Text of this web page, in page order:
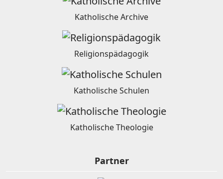
Katholische Archive
Religionspädagogik
Katholische Schulen
Katholische Theologie
Partner